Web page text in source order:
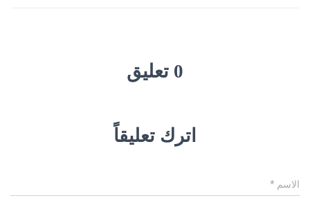
0 تعليق
اترك تعليقاً
الاسم *